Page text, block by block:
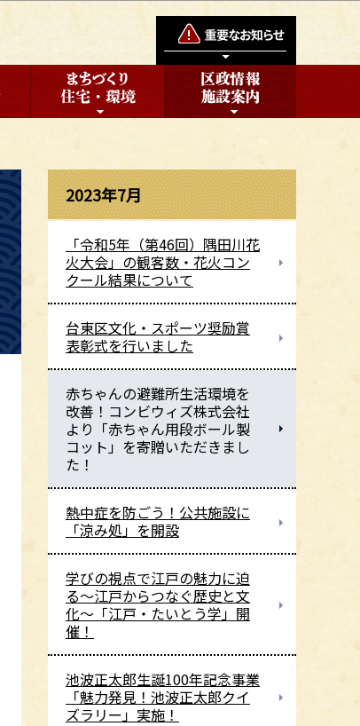
2023年7月
「令和5年（第46回）隅田川花
火大会」の観客数・花火コン
クール結果について
台東区文化・スポーツ奨励賞
表彰式を行いました
赤ちゃんの避難所生活環境を
改善！コンビウィズ株式会社
より「赤ちゃん用段ボール製
コット」を寄贈いただきまし
た！
熱中症を防ごう！公共施設に
「涼み処」を開設
学びの視点で江戸の魅力に迫
る～江戸からつなぐ歴史と文
化～「江戸・たいとう学」開
催！
池波正太郎生誕100年記念事業
「魅力発見！池波正太郎クイ
ズラリー」実施！